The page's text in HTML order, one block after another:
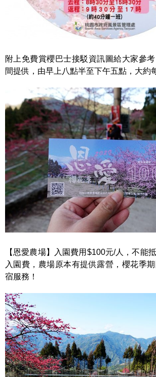
附上免費賞櫻巴士接駁資訊圖給大家參
間提供，由早上八點半至下午五點，大約
【恩愛農場】入園費用$100元/人，不能
入園費，農場原本有提供露營，櫻花季
宿服務！